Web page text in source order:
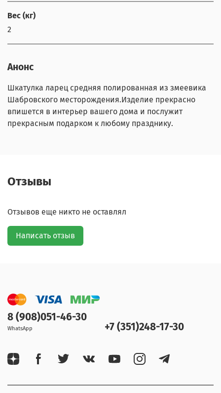
Вес (кг)
2
Анонс
Шкатулка ларец средняя полированная из змеевика
Шабровского месторождения.Изделие прекрасно
впишется в интерьер вашего дома и послужит
прекрасным подарком к любому празднику.
Отзывы
Отзывов еще никто не оставлял
Написать отзыв
8 (908)051-46-30
WhatsApp +7 (351)248-17-30